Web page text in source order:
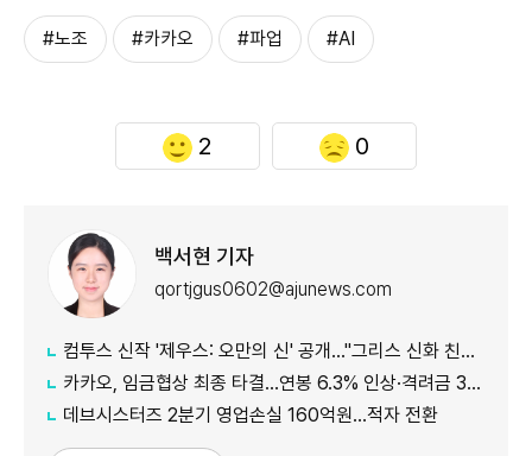
#노조 #카카오 #파업 #AI
2 0
백서현 기자
qortjgus0602@ajunews.com
컴투스 신작 '제우스: 오만의 신' 공개…"그리스 신화 친숙함에 신선함 더했다"
카카오, 임금협상 최종 타결…연봉 6.3% 인상·격려금 300만원
데브시스터즈 2분기 영업손실 160억원…적자 전환